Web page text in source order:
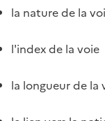
la nature de la
l'index de la voie
la longueur de la